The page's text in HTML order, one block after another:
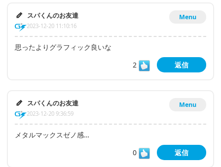
Menu
スパくんのお友達
2023-12-20 11:10:16
思ったよりグラフィック良いな
2
返信
Menu
スパくんのお友達
2023-12-20 9:36:59
メタルマックスゼノ感…
0
返信